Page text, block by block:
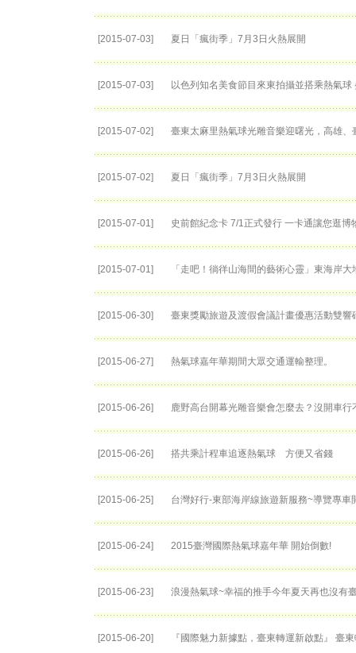
[2015-07-03] 夏日「瘋街季」7月3日火熱展開
[2015-07-03] 以色列知名美食節目來東拍攝並搭乘熱氣球
[2015-07-02] 臺東太麻里熱氣球光雕音樂迎曙光，高雄
[2015-07-02] 夏日「瘋街季」7月3日火熱展開
[2015-07-01] 史前館紀念卡 7/1正式發行 一卡通讓您逛博
[2015-07-01] 「走吧！徜徉山海間的藝術心靈」東海岸
[2015-06-30] 臺東獎勵旅遊及渡假會議計畫優惠活動雙響
[2015-06-27] 熱氣球嘉年華期間大眾交通運輸整理。
[2015-06-26] 鹿野高台開幕光雕音樂會怎麼去？沒開車行
[2015-06-26] 搭共乘計程車追逐熱氣球 方便又省錢
[2015-06-25] 台灣好行-東部海岸線旅遊新服務~導覽專車
[2015-06-24] 2015臺灣國際熱氣球嘉年華 開始倒數!
[2015-06-23] 浪漫熱氣球~幸福的推手今年夏天再也沒有
[2015-06-20] 『國際魅力新據點，臺東轉運新啟點』 臺東